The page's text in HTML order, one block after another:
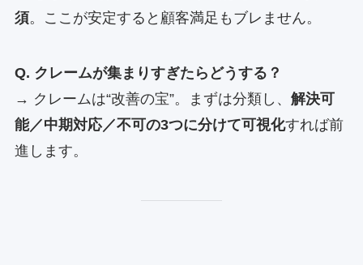
須。ここが安定すると顧客満足もブレません。
Q. クレームが集まりすぎたらどうする？
→ クレームは“改善の宝”。まずは分類し、 解決可
能／中期対応／不可の3つに分けて可視化すれば前
進します。